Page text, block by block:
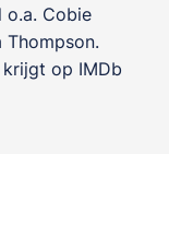
o.a. Cobie
Thompson.
krijgt op IMDb